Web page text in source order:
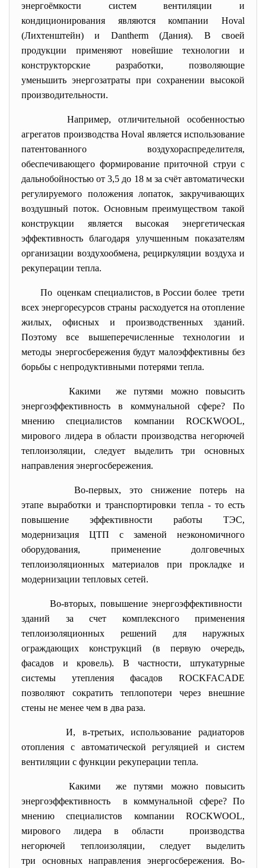
энергоёмкости систем вентиляции и
кондиционирования являются компании Hoval
(Лихтенштейн) и Dantherm (Дания). В своей
продукции применяют новейшие технологии и
конструкторские разработки, позволяющие
уменьшить энергозатраты при сохранении высокой
производительности.
Например, отличительной особенностью
агрегатов производства Hoval является использование
патентованного воздухораспределителя,
обеспечивающего формирование приточной струи с
дальнобойностью от 3,5 до 18 м за счёт автоматически
регулируемого положения лопаток, закручивающих
воздушный поток. Основным преимуществом такой
конструкции является высокая энергетическая
эффективность благодаря улучшенным показателям
организации воздухообмена, рециркуляции воздуха и
рекуперации тепла.
По оценкам специалистов, в России более трети
всех энергоресурсов страны расходуется на отопление
жилых, офисных и производственных зданий.
Поэтому все вышеперечисленные технологии и
методы энергосбережения будут малоэффективны без
борьбы с непродуктивными потерями тепла.
Какими же путями можно повысить
энергоэффективность в коммунальной сфере? По
мнению специалистов компании ROCKWOOL,
мирового лидера в области производства негорючей
теплоизоляции, следует выделить три основных
направления энергосбережения.
Во-первых, это снижение потерь на
этапе выработки и транспортировки тепла - то есть
повышение эффективности работы ТЭС,
модернизация ЦТП с заменой неэкономичного
оборудования, применение долговечных
теплоизоляционных материалов при прокладке и
модернизации тепловых сетей.
Во-вторых, повышение энергоэффективности
зданий за счет комплексного применения
теплоизоляционных решений для наружных
ограждающих конструкций (в первую очередь,
фасадов и кровель). В частности, штукатурные
системы утепления фасадов ROCKFACADE
позволяют сократить теплопотери через внешние
стены не менее чем в два раза.
И, в-третьих, использованиерадиаторов
отопления с автоматической регуляцией и систем
вентиляции с функции рекуперации тепла.
Какими же путями можно повысить
энергоэффективность в коммунальной сфере? По
мнению специалистов компании ROCKWOOL,
мирового лидера в области производства
негорючей теплоизоляции, следует выделить
три основных направления энергосбережения. Во-